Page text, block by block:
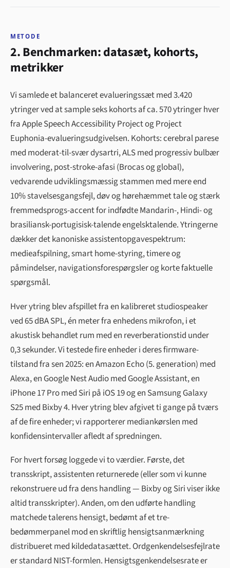
METODE
2. Benchmarken: datasæt, kohorts,
metrikker
Vi samlede et balanceret evalueringssæt med 3.420
ytringer ved at sample seks kohorts af ca. 570 ytringer hver
fra Apple Speech Accessibility Project og Project
Euphonia-evalueringsudgivelsen. Kohorts: cerebral parese
med moderat-til-svær dysartri, ALS med progressiv bulbær
involvering, post-stroke-afasi (Brocas og global),
vedvarende udviklingsmæssig stammen med mere end
10% stavelsesgangs­fejl, døv og hørehæmmet tale og stærk
fremmedsprogs-accent for indfødte Mandarin-, Hindi- og
brasiliansk-portugisisk-talende engelsktalende. Ytringerne
dækker det kanoniske assistentopgavespektrum:
medieafspilning, smart home-styring, timere og
påmindelser, navigationsforespørgsler og korte faktuelle
spørgsmål.
Hver ytring blev afspillet fra en kalibreret studiospeaker
ved 65 dBA SPL, én meter fra enhedens mikrofon, i et
akustisk behandlet rum med en reverberationstid under
0,3 sekunder. Vi testede fire enheder i deres firmware-
tilstand fra sen 2025: en Amazon Echo (5. generation) med
Alexa, en Google Nest Audio med Google Assistant, en
iPhone 17 Pro med Siri på iOS 19 og en Samsung Galaxy
S25 med Bixby 4. Hver ytring blev afgivet ti gange på tværs
af de fire enheder; vi rapporterer mediankørslen med
konfidensintervaller afledt af spredningen.
For hvert forsøg loggede vi to værdier. Første, det
transskript, assistenten returnerede (eller som vi kunne
rekonstruere ud fra dens handling — Bixby og Siri viser ikke
altid transskripter). Anden, om den udførte handling
matchede taler­ens hensigt, bedømt af et tre-
bedømmerpanel mod en skriftlig hensigtsanmærkning
distribueret med kildedatasættet. Ordgenkendelsesfejlrate
er standard NIST-formlen. Hensigtsgenkendelsesr­ate er